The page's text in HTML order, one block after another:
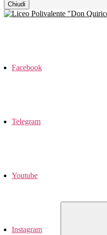
Chiudi
Facebook
Telegram
Youtube
Instagram